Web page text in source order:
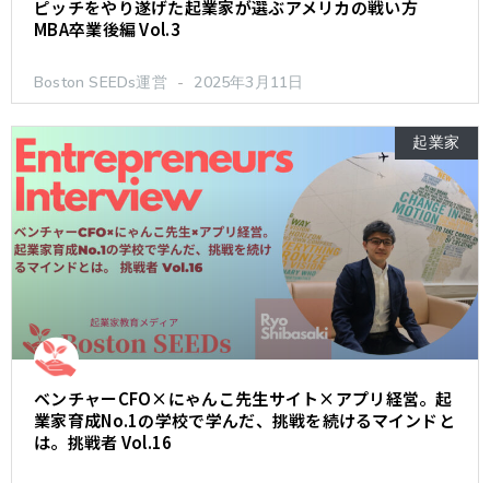
ピッチをやり遂げた起業家が選ぶアメリカの戦い方
MBA卒業後編 Vol.3
Boston SEEDs運営 2025年3月11日
起業家
ベンチャーCFO×にゃんこ先生サイト×アプリ経営。起
業家育成No.1の学校で学んだ、挑戦を続けるマインドと
は。挑戦者 Vol.16